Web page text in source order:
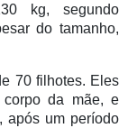
kg, segundo
do tamanho,
70 filhotes. Eles
da mãe, e
após um período